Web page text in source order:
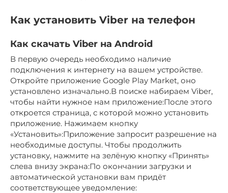
Как установить Viber на телефон
Как скачать Viber на Android
В первую очередь необходимо наличие
подключения к интернету на вашем устройстве.
Откройте приложение Google Play Market, оно
установлено изначально.В поиске набираем Viber,
чтобы найти нужное нам приложение:После этого
откроется страница, с которой можно установить
приложение. Нажимаем кнопку
«Установить»:Приложение запросит разрешение на
необходимые доступы. Чтобы продолжить
установку, нажмите на зелёную кнопку «Принять»
слева внизу экрана:По окончании загрузки и
автоматической установки вам придёт
соответствующее уведомление: